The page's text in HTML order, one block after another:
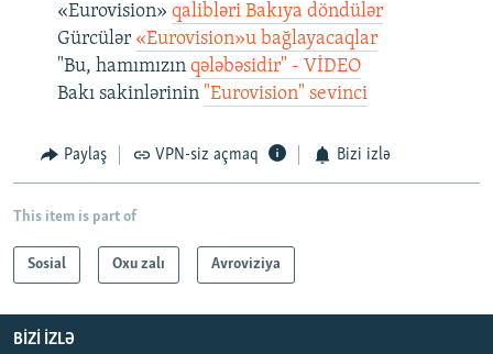
«Eurovision» qalibləri Bakıya döndülər
Gürcülər «Eurovision»u bağlayacaqlar
"Bu, hamımızın qələbəsidir" - VİDEO
Bakı sakinlərinin "Eurovision" sevinci
Paylaş VPN-siz açmaq Bizi izlə
This item is part of
Sosial Oxu zalı Avroviziya
BIZI IZLƏ